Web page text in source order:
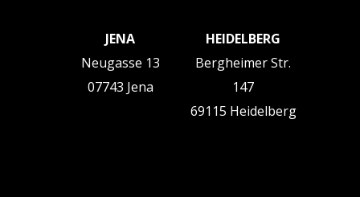
JENA
Neugasse 13
07743 Jena
HEIDELBERG
Bergheimer Str.
147
69115 Heidelberg